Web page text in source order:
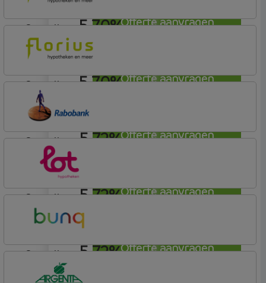
Offerte aanvragen
5,70%
Offerte aanvragen
aflosvrij
5,70%
Offerte aanvragen
Florius
Profijt twaalf
aflosvrij
5,72%
Offerte aanvragen
Florius
Profijt twaalf
aflosvrij
5,72%
Offerte aanvragen
Rabobank Spaarbank
Basisvoorwaarden (incl korting)
aflosvrij
5,72%
aflosvrij
Easy Mortgage